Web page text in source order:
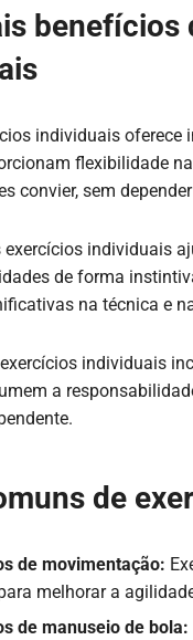
benefícios
individuais oferece
flexibilidade
convier, sem
exercícios individuais
de forma
na técnica e
individuais
a
de
de movimentação:
melhorar a
de manuseio de bola: